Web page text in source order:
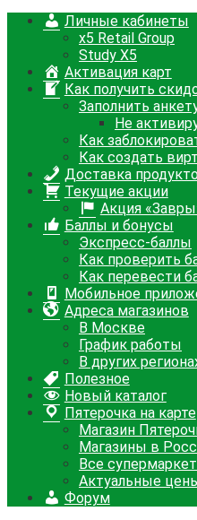
Личные кабинеты
x5 Retail Group
Study X5
Активация карт
Как получить
Заполнить
Не
Как
Как создать
Доставка
Текущие акции
Акция
Баллы и бонусы
Экспресс-баллы
Как проверить
Как перевести
Мобильное
Адреса магазинов
В Москве
График работы
В других
Полезное
Новый каталог
Пятерочка на карте
Магазин
Магазины в
Все
Актуальные
Форум